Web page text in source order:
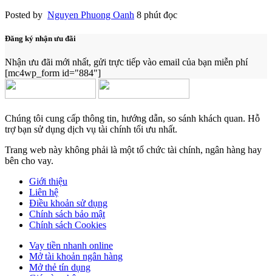
Posted by Nguyen Phuong Oanh 8 phút đọc
Đăng ký nhận ưu đãi
Nhận ưu đãi mới nhất, gửi trực tiếp vào email của bạn miễn phí
[mc4wp_form id="884"]
Chúng tôi cung cấp thông tin, hướng dẫn, so sánh khách quan. Hỗ
trợ bạn sử dụng dịch vụ tài chính tối ưu nhất.
Trang web này không phải là một tổ chức tài chính, ngân hàng hay
bên cho vay.
Giới thiệu
Liên hệ
Điều khoản sử dụng
Chính sách bảo mật
Chính sách Cookies
Vay tiền nhanh online
Mở tài khoản ngân hàng
Mở thẻ tín dụng